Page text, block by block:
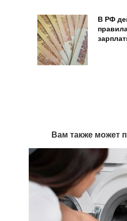
В РФ
Вам также может